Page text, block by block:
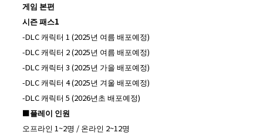
게임 본편
시즌 패스1
-DLC 캐릭터 1 (2025년 여름 배포예정)
-DLC 캐릭터 2 (2025년 여름 배포예정)
-DLC 캐릭터 3 (2025년 가을 배포예정)
-DLC 캐릭터 4 (2025년 겨울 배포예정)
-DLC 캐릭터 5 (2026년초 배포예정)
■플레이 인원
오프라인 1~2명 / 온라인 2~12명